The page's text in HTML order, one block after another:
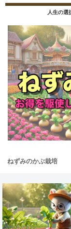
人生の選
ねずみのかぶ栽培